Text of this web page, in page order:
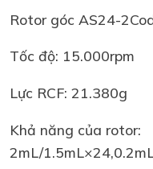
Rotor góc AS24-
Tốc độ: 15.000rpm
Lực RCF: 21.380g
Khả năng của rotor:
2mL/